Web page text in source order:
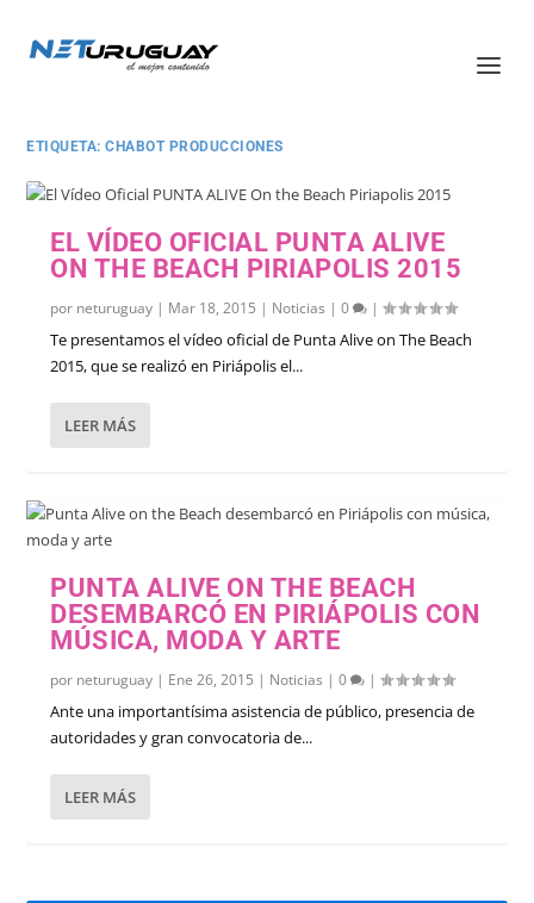
ETIQUETA:CHABOT PRODUCCIONES
EL VÍDEO OFICIAL PUNTA ALIVE
ON THE BEACH PIRIAPOLIS 2015
por neturuguay | Mar 18, 2015 | Noticias |0 |
Te presentamos el vídeo oficial de Punta Alive on The Beach
2015, que se realizó en Piriápolis el...
LEER MÁS
PUNTA ALIVE ON THE BEACH
DESEMBARCÓ EN PIRIÁPOLIS CON
MÚSICA, MODA Y ARTE
por neturuguay | Ene 26, 2015 | Noticias |0 |
Ante una importantísima asistencia de público, presencia de
autoridades y gran convocatoria de...
LEER MÁS